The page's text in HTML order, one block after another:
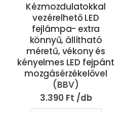
Kézmozdulatokkal
vezérelhető LED
fejlámpa- extra
könnyű, állítható
méretű, vékony és
kényelmes LED fejpánt
mozgásérzékelővel
(BBV)
3.390 Ft